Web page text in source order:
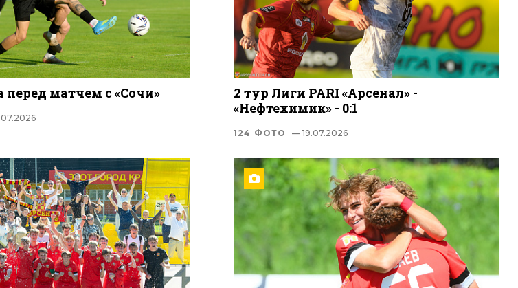
перед матчем с «Сочи»
2 тур Лиги PARI «Арсенал» -
«Нефтехимик» - 0:1
124 ФОТО — 19.07.2026